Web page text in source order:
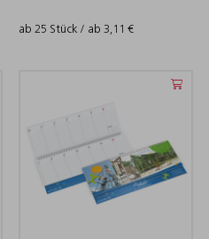
ab 25 Stück / ab 3,11 €